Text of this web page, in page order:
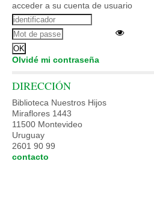
acceder a su cuenta de usuario
Olvidé mi contraseña
DIRECCIÓN
Biblioteca Nuestros Hijos
Miraflores 1443
11500 Montevideo
Uruguay
2601 90 99
contacto